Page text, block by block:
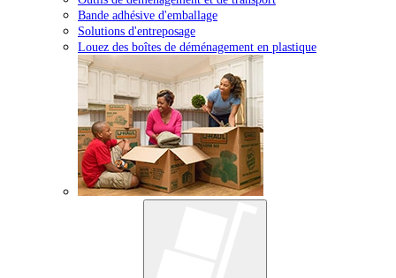
Bande adhésive d'emballage
Solutions d'entreposage
Louez des boîtes de déménagement en plastique